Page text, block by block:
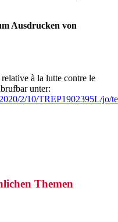
Ausdrucken von
à la lutte contre le
unter:
2/10/TREP1902395L/jo/
Themen